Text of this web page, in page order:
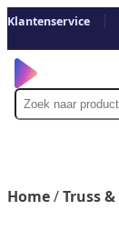
Klantenservice
Zoek
naar
Home/Truss